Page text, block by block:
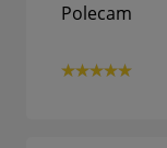
Polecam